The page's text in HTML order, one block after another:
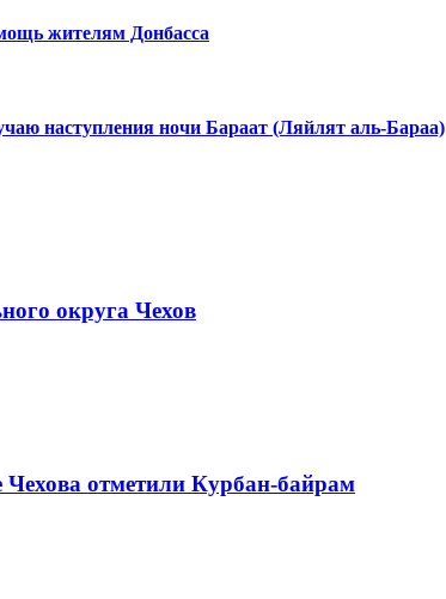
жителям Донбасса
наступления ночи Бараат (Ляйлят аль-Бараа)
округа Чехов
отметили Курбан-байрам